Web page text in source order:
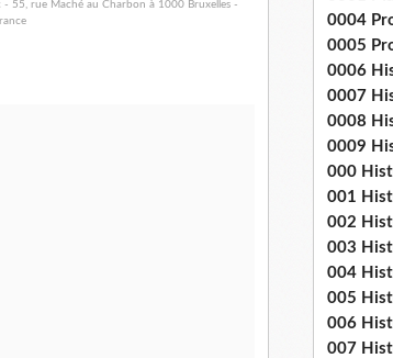
0004
0005
0006
0007
0008
0009
000
001
002
003
004
005
006
007